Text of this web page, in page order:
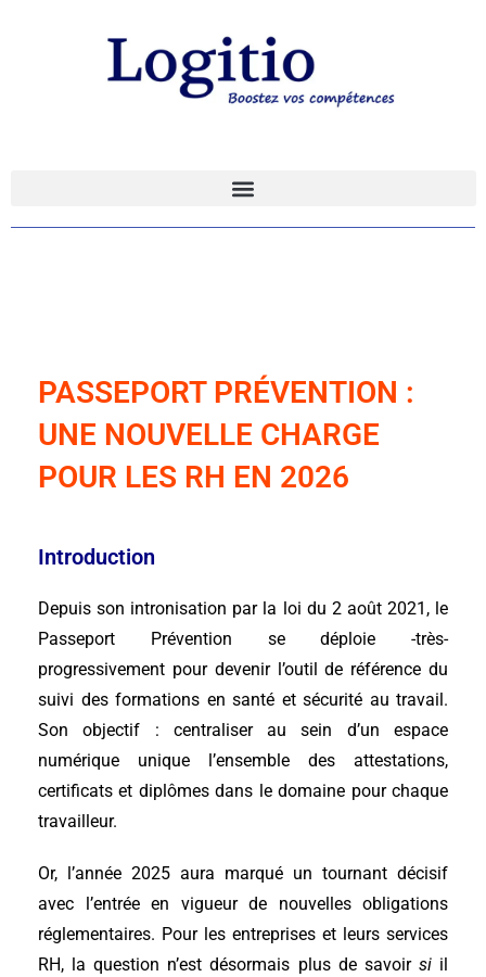
PASSEPORT PRÉVENTION :
UNE NOUVELLE CHARGE
POUR LES RH EN 2026
Introduction
Depuis son intronisation par la loi du 2 août 2021, le
Passeport Prévention se déploie -très-
progressivement pour devenir l’outil de référence du
suivi des formations en santé et sécurité au travail.
Son objectif : centraliser au sein d’un espace
numérique unique l’ensemble des attestations,
certificats et diplômes dans le domaine pour chaque
travailleur.
Or, l’année 2025 aura marqué un tournant décisif
avec l’entrée en vigueur de nouvelles obligations
réglementaires. Pour les entreprises et leurs services
RH, la question n’est désormais plus de savoir siil